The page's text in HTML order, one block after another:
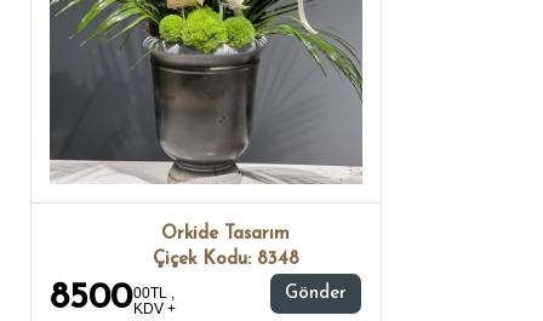
Orkide Tasarım
Çiçek Kodu: 8348
850000TL ,
KDV +
Gönder